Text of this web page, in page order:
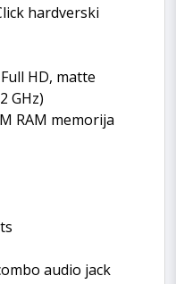
hardverski
HD, matte
GHz)
RAM memorija
audio jack